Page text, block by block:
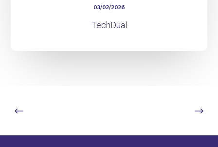
03/02/2026
TechDual